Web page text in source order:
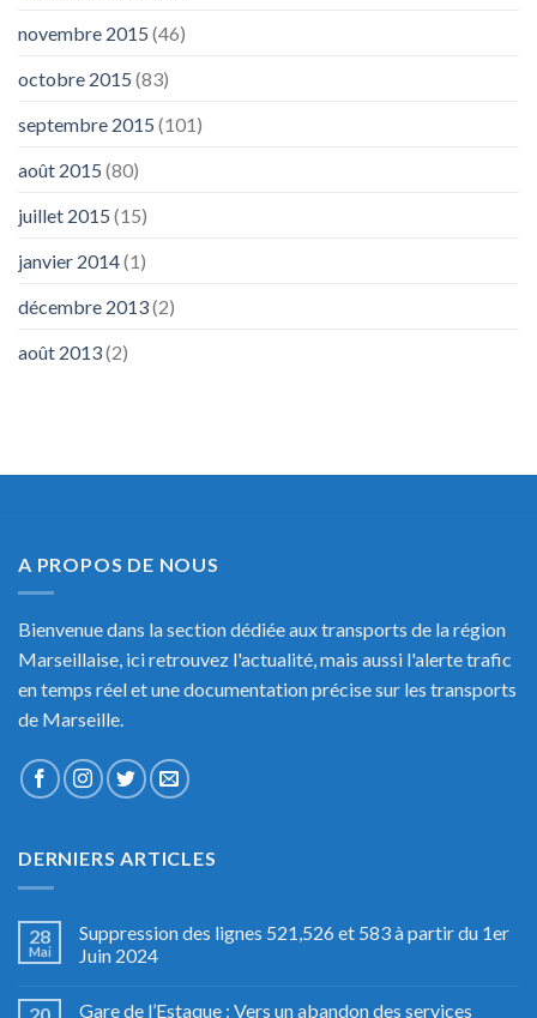
novembre 2015 (46)
octobre 2015 (83)
septembre 2015 (101)
août 2015 (80)
juillet 2015 (15)
janvier 2014(1)
décembre 2013(2)
août 2013(2)
A PROPOS DE NOUS
Bienvenue dans la section dédiée aux transports de la région
Marseillaise, ici retrouvez l'actualité, mais aussi l'alerte trafic
en temps réel et une documentation précise sur les transports
de Marseille.
DERNIERS ARTICLES
28
Mai
Suppression des lignes 521,526 et 583 à partir du 1er
Juin 2024
20 Gare de l’Estaque : Vers un abandon des services